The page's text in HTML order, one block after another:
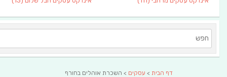
דף הבית > עסקים > השכרת אוהלים בחורף